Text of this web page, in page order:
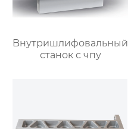
Bнутришлифовальный
станок с чпу